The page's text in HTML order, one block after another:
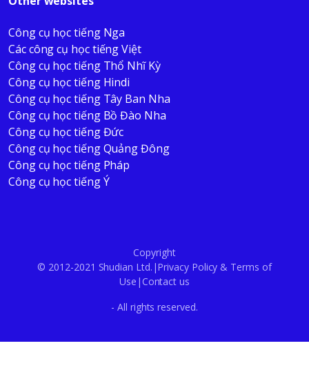
Công cụ học tiếng Nga
Các công cụ học tiếng Việt
Công cụ học tiếng Thổ Nhĩ Kỳ
Công cụ học tiếng Hindi
Công cụ học tiếng Tây Ban Nha
Công cụ học tiếng Bồ Đào Nha
Công cụ học tiếng Đức
Công cụ học tiếng Quảng Đông
Công cụ học tiếng Pháp
Công cụ học tiếng Ý
Copyright
© 2012-2021 Shudian Ltd.|Privacy Policy & Terms of
Use | Contact us
- All rights reserved.